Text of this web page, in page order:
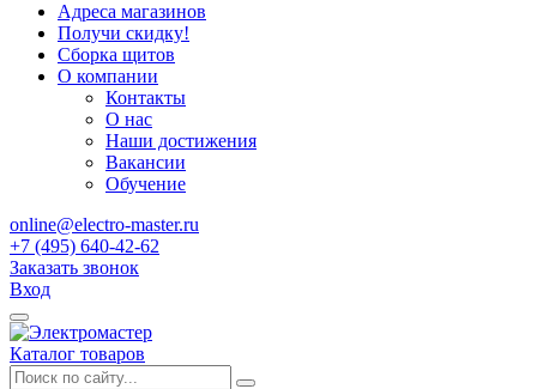
Адреса магазинов
Получи скидку!
Сборка щитов
О компании
Контакты
О нас
Наши достижения
Вакансии
Обучение
online@electro-master.ru
+7 (495) 640-42-62
Заказать звонок
Вход
Каталог товаров